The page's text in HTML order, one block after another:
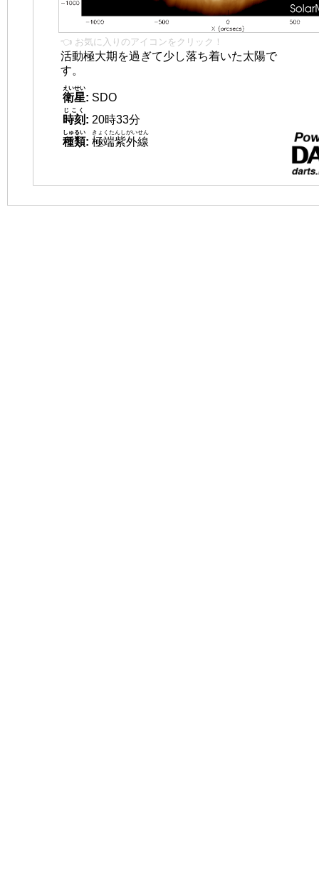
👈 お気に入りのアイコンをクリック！
活動極大期を過ぎて少し落ち着いた太陽で
す。
衛星
えいせい
: SDO
時刻
じこく
: 20時33分
種類
しゅるい
: 極端紫外線
きょくたんしがいせん